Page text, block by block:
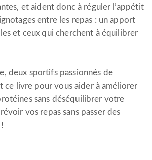
et aident donc à réguler l’appétit
entre les repas : un apport
et ceux qui cherchent à équilibrer
deux sportifs passionnés de
ce livre pour vous aider à améliorer
sans déséquilibrer votre
vos repas sans passer des